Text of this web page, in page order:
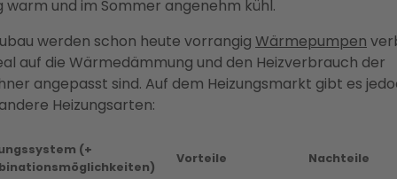
warm und im Sommer angenehm kühl.
werden schon heute vorrangig Wärmepumpen
auf die Wärmedämmung und den Heizverbrauch der
angepasst sind. Auf dem Heizungsmarkt gibt es
Heizungsarten:
(+
Vorteile Nachteile